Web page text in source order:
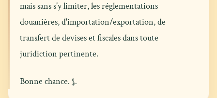
mais sans s'y limiter, les réglementations
douanières, d'importation/exportation, de
transfert de devises et fiscales dans toute
juridiction pertinente.
Bonne chance. ⍼